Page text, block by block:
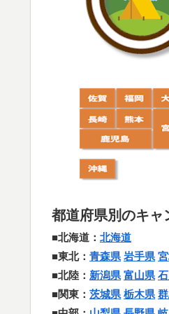
都道府県別のキャ
■北海道： 北海道
■東北： 青森県 岩手県
■北陸： 新潟県 富山県
■関東： 茨城県 栃木県